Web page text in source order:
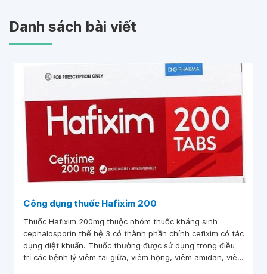
Danh sách bài viết
Công dụng thuốc Hafixim 200
Thuốc Hafixim 200mg thuộc nhóm thuốc kháng sinh
cephalosporin thế hệ 3 có thành phần chính cefixim có tác
dụng diệt khuẩn. Thuốc thường được sử dụng trong điều
trị các bệnh lý viêm tai giữa, viêm họng, viêm amidan, viêm